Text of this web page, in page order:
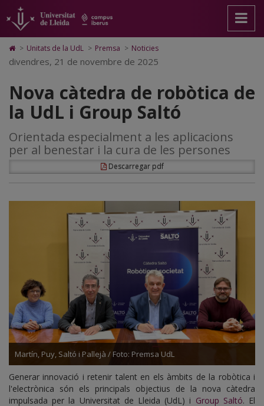
Nova
càtedra
de
robòtica
de
la
UdL
Group
Saltó
pàgina
principal.
Universitat
Lleida
contingut
principal
Mapa
Web.
Universitat
Cerca
Accessibilitat.
Universitat
Lleida
Icono
de
Home
ir
a
la
página
inicio
> Unitats de la UdL > Premsa > Noticies
divendres, 21 de novembre de 2025
Nova càtedra de robòtica de
la UdL i Group Saltó
Orientada especialment a les aplicacions
per al benestar i la cura de les persones
Descarregar pdf
Martín, Puy, Saltó i Pallejà / Foto: Premsa UdL
Generar innovació i retenir talent en els àmbits de la robòtica i
l'electrònica són els principals objectius de la nova càtedra
impulsada per la Universitat de Lleida (UdL) i Group Saltó. El